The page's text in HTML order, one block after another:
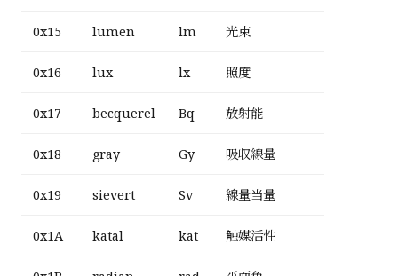
0x15 lumen lm 光束
0x16 lux lx 照度
0x17 becquerel Bq 放射能
0x18 gray Gy 吸収線量
0x19 sievert Sv 線量当量
0x1A katal kat 触媒活性